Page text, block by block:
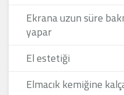
Ekrana uzun süre
yapar
El estetiği
Elmacık kemiğine